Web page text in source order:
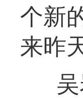
个新
来昨